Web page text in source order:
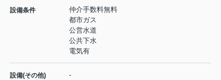
設備条件
仲介手数料無料
都市ガス
公営水道
公共下水
電気有
設備(その他) -